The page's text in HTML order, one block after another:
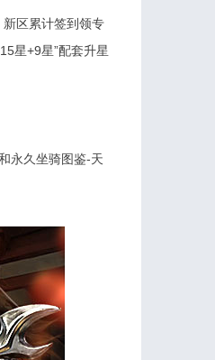
区累计签到领专
星+9星”配套升星
永久坐骑图鉴-天